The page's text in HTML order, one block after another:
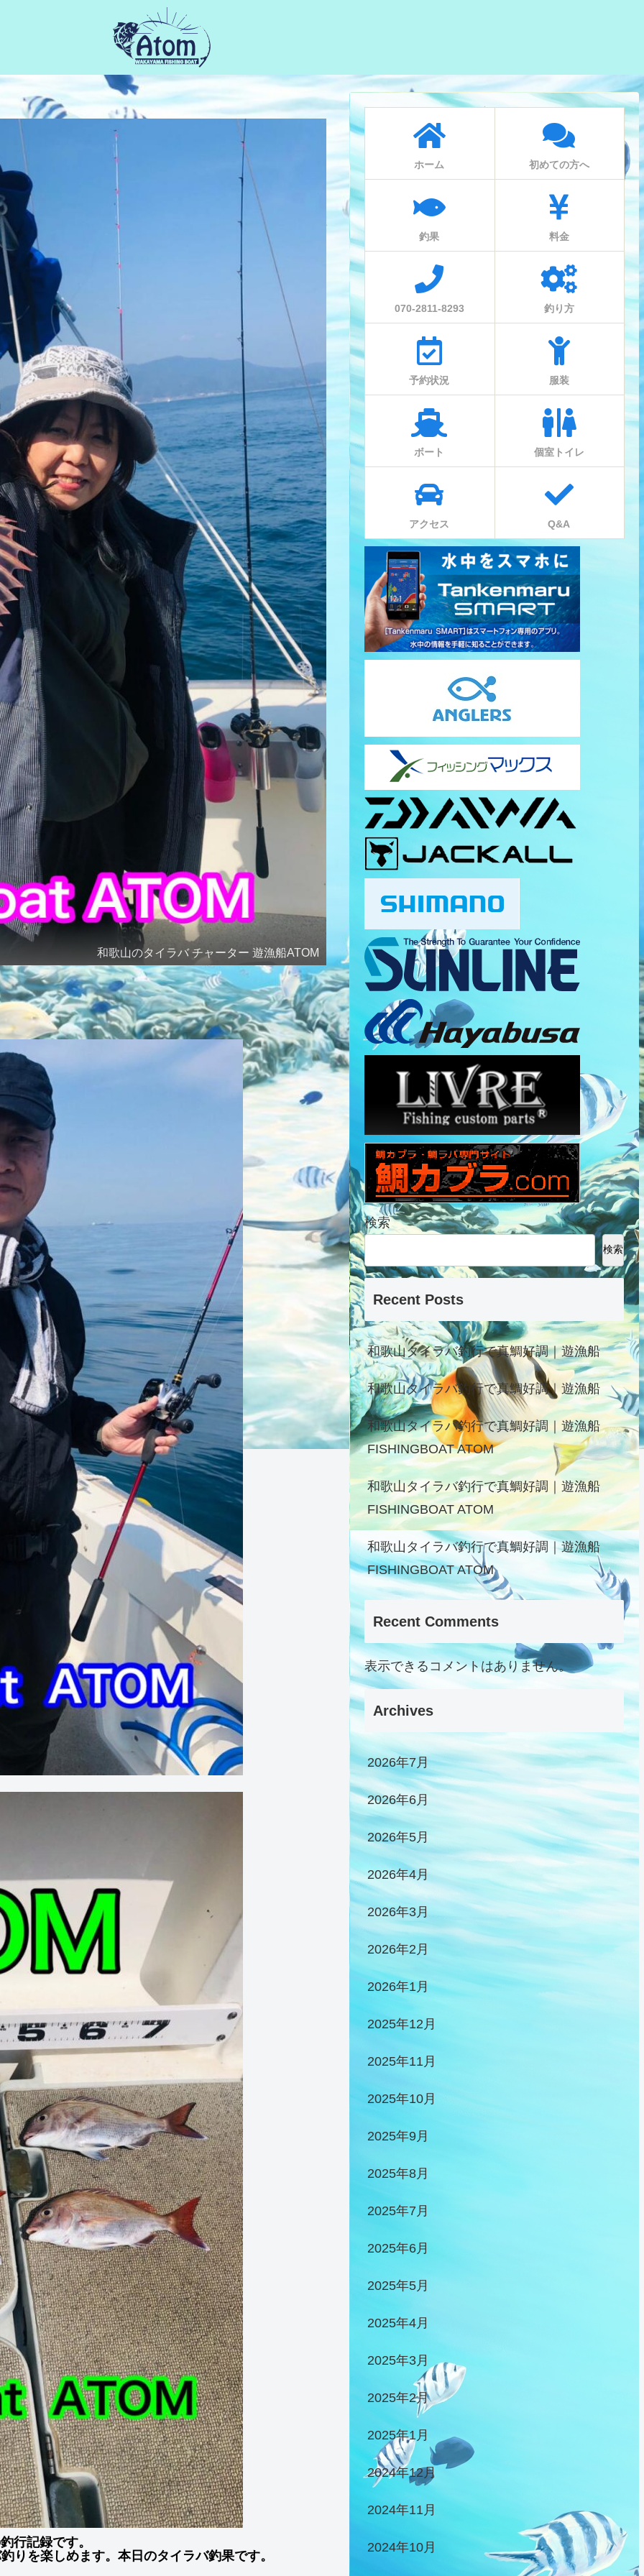
和歌山のタイラバ チャーター 遊漁船ATOM
行記録です。
りを楽しめます。本日のタイラバ釣果です。
ホーム 初めての方へ
釣果 料金
070-2811-8293 釣り方
予約状況 服装
ボート 個室トイレ
アクセス Q&A
検索
検索
Recent Posts
和歌山タイラバ釣行で真鯛好調｜遊漁船
和歌山タイラバ釣行で真鯛好調｜遊漁船
和歌山タイラバ釣行で真鯛好調｜遊漁船
FISHINGBOAT ATOM
和歌山タイラバ釣行で真鯛好調｜遊漁船
FISHINGBOAT ATOM
和歌山タイラバ釣行で真鯛好調｜遊漁船
FISHINGBOAT ATOM
Recent Comments
表示できるコメントはありません。
Archives
2026年7月
2026年6月
2026年5月
2026年4月
2026年3月
2026年2月
2026年1月
2025年12月
2025年11月
2025年10月
2025年9月
2025年8月
2025年7月
2025年6月
2025年5月
2025年4月
2025年3月
2025年2月
2025年1月
2024年12月
2024年11月
2024年10月